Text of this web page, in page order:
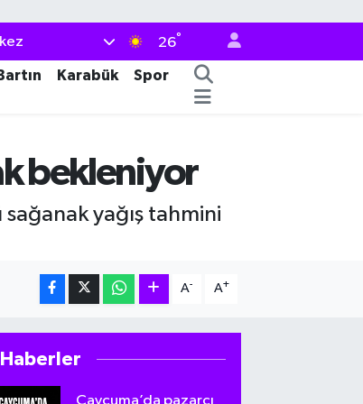
26°
Karabük
Spor
bekleniyor
yağış tahmini
A- A+